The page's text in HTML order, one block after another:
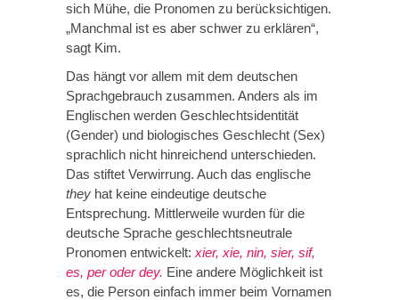
sich Mühe, die Pronomen zu berücksichtigen.
„Manchmal ist es aber schwer zu erklären“,
sagt Kim.
Das hängt vor allem mit dem deutschen
Sprachgebrauch zusammen. Anders als im
Englischen werden Geschlechtsidentität
(Gender) und biologisches Geschlecht (Sex)
sprachlich nicht hinreichend unterschieden.
Das stiftet Verwirrung. Auch das englische
they hat keine eindeutige deutsche
Entsprechung. Mittlerweile wurden für die
deutsche Sprache geschlechtsneutrale
Pronomen entwickelt: xier, xie, nin, sier, sif,
es, per oder dey. Eine andere Möglichkeit ist
es, die Person einfach immer beim Vornamen